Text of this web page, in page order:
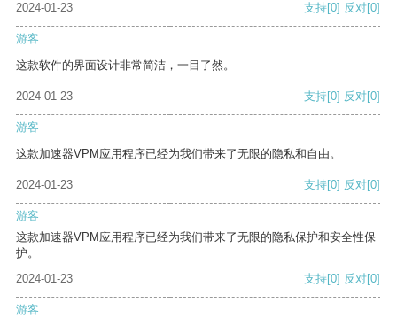
2024-01-23
支持[0] 反对[0]
游客
这款软件的界面设计非常简洁，一目了然。
2024-01-23 支持[0] 反对[0]
游客
这款加速器VPM应用程序已经为我们带来了无限的隐私和自由。
2024-01-23 支持[0] 反对[0]
游客
这款加速器VPM应用程序已经为我们带来了无限的隐私保护和安全性保
护。
2024-01-23
支持[0] 反对[0]
游客